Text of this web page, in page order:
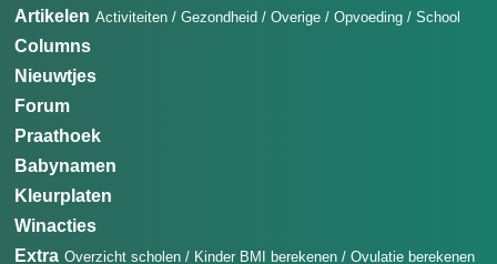
Artikelen Activiteiten / Gezondheid / Overige / Opvoeding / School
Columns
Nieuwtjes
Forum
Praathoek
Babynamen
Kleurplaten
Winacties
Extra Overzicht scholen / Kinder BMI berekenen / Ovulatie berekenen